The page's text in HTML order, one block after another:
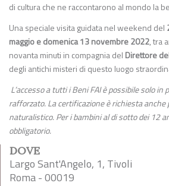
di cultura che ne raccontarono al mondo la
Una speciale visita guidata nel weekend del
maggio e domenica 13 novembre 2022, tra
novanta minuti in compagnia del Direttore
degli antichi misteri di questo luogo
L’accesso a tutti i Beni FAI è possibile solo in
rafforzato. La certificazione è richiesta anche
naturalistico. Per i bambini al di sotto dei 12
obbligatorio.
DOVE
Largo Sant'Angelo, 1, Tivoli
Roma - 00019